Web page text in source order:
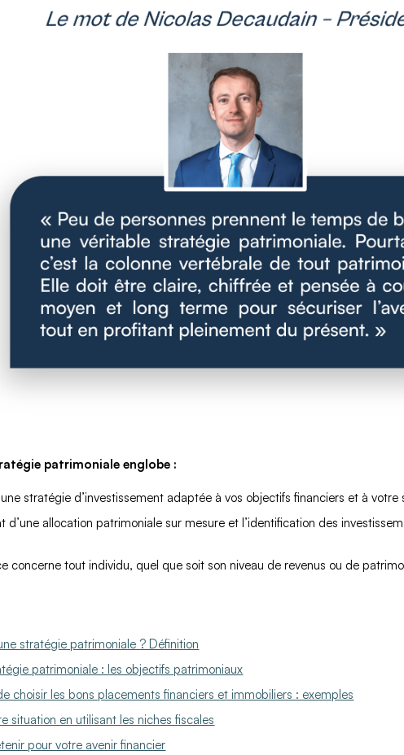
patrimoniale englobe :
stratégie d’investissement adaptée à vos objectifs financiers et à
d’une allocation patrimoniale sur mesure et l’identification des
concerne tout individu, quel que soit son niveau de revenus ou de
stratégie patrimoniale ? Définition
patrimoniale : les objectifs patrimoniaux
choisir les bons placements financiers et immobiliers : exemples
situation en utilisant les niches fiscales
pour votre avenir financier